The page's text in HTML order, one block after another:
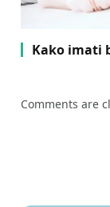
Kako imati
Comments are